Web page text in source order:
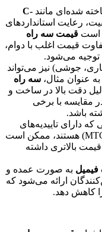
شده‌ای مانند C-
رعایت استانداردهای
است قیمت سه راه
قیمت اغلب با دوام،
می‌شود.
جوشی) نیز می‌تواند
به عنوان مثال، سه راه
دقت بالا در ساخت و
مقایسه با برخی
باشد.
که دارای تاییدیه‌های
خاص یا گواهینامه‌های معتبر (مانند MTC) هستند، ممکن است
بالاتری داشته
فیمیل به صورت عمده و
ارائه می‌شود که
کاهش دهد.